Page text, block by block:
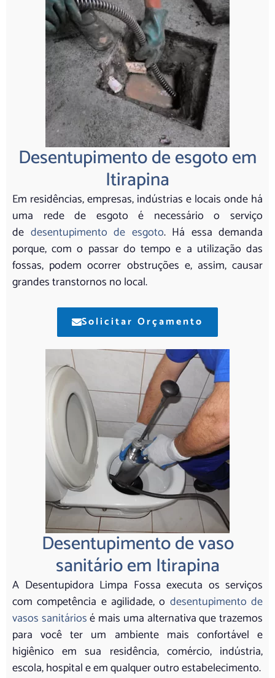
Desentupimento de esgoto em
Itirapina
Em residências, empresas, indústrias e locais onde há
uma rede de esgoto é necessário o serviço
de desentupimento de esgoto. Há essa demanda
porque, com o passar do tempo e a utilização das
fossas, podem ocorrer obstruções e, assim, causar
grandes transtornos no local.
Solicitar Orçamento
Desentupimento de vaso
sanitário em Itirapina
A Desentupidora Limpa Fossa executa os serviços
com competência e agilidade, o desentupimento de
vasos sanitáriosé mais uma alternativa que trazemos
para você ter um ambiente mais confortável e
higiênico em sua residência, comércio, indústria,
escola, hospital e em qualquer outro estabelecimento.